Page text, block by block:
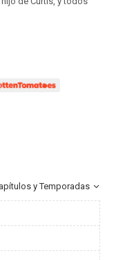
y Temporadas